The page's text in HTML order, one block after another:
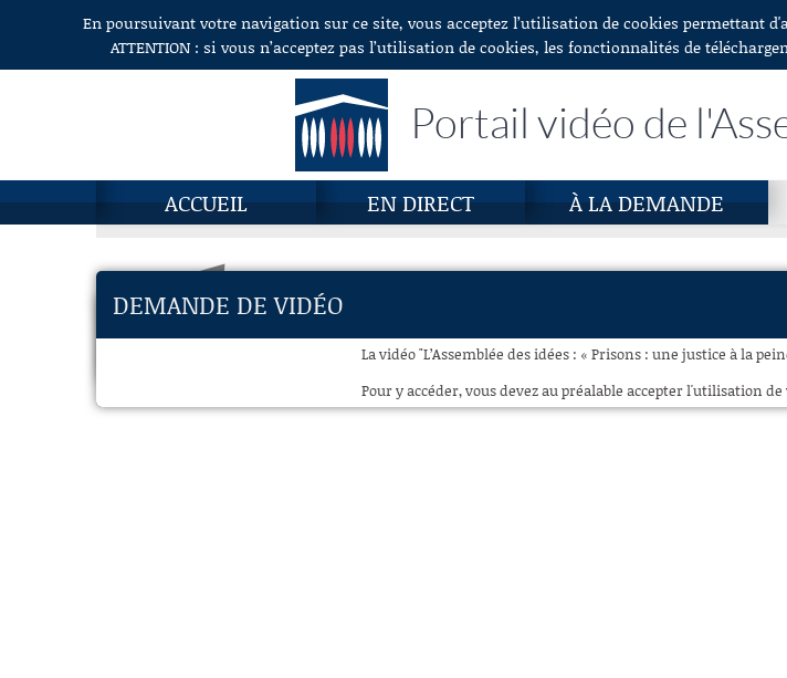
Aller au contenuEn poursuivant votre navigation sur ce site, vous acceptez l’utilisation de cookies permettant
ATTENTION : si vous n’acceptez pas l’utilisation de cookies, les fonctionnalités de
Portail vidéo de
ACCUEIL EN DIRECT À LA DEMANDE
DEMANDE DE VIDÉO
La vidéo "L’Assemblée des idées : « Prisons : une justice à la
Pour y accéder, vous devez au préalable accepter l'utilisation